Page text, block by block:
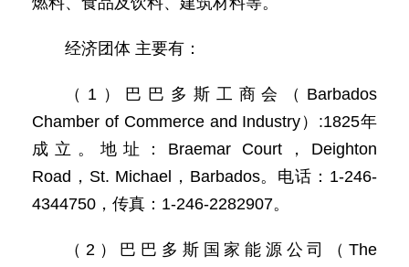
经济团体 主要有：
（1）巴巴多斯工商会（Barbados
Chamber of Commerce and Industry）:1825年
成立。地址：Braemar Court，Deighton
Road，St. Michael，Barbados。电话：1-246-
4344750，传真：1-246-2282907。
（2）巴巴多斯国家能源公司（The